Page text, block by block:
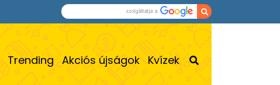
Trending Akciós újságok Kvízek